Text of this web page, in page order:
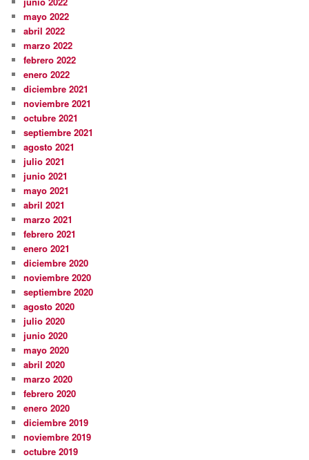
mayo 2022
abril 2022
marzo 2022
febrero 2022
enero 2022
diciembre 2021
noviembre 2021
octubre 2021
septiembre 2021
agosto 2021
julio 2021
junio 2021
mayo 2021
abril 2021
marzo 2021
febrero 2021
enero 2021
diciembre 2020
noviembre 2020
septiembre 2020
agosto 2020
julio 2020
junio 2020
mayo 2020
abril 2020
marzo 2020
febrero 2020
enero 2020
diciembre 2019
noviembre 2019
octubre 2019